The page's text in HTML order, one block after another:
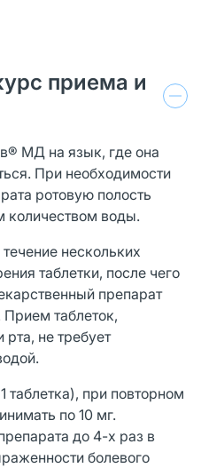
приема и
МД на язык, где она
При необходимости
ротовую полость
воды.
нескольких
таблетки, после чего
препарат
Прием таблеток,
не требует
таблетка), при повторном
по 10 мг.
до 4-х раз в
болевого